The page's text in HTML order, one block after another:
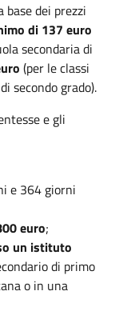
dei prezzi
di 137 euro
secondaria di
(per le classi
secondo grado).
e gli
e 364 giorni
euro;
un istituto
di primo
o in una